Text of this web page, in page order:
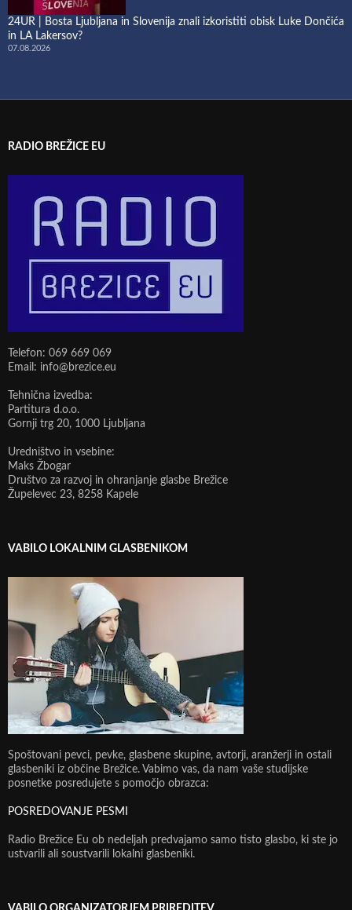
24UR | Bosta Ljubljana in Slovenija znali izkoristiti obisk Luke Dončića
in LA Lakersov?
07.08.2026
RADIO BREŽICE EU
Telefon: 069 669 069
Email: info@brezice.eu
Tehnična izvedba:
Partitura d.o.o.
Gornji trg 20, 1000 Ljubljana
Uredništvo in vsebine:
Maks Žbogar
Društvo za razvoj in ohranjanje glasbe Brežice
Župelevec 23, 8258 Kapele
VABILO LOKALNIM GLASBENIKOM
Spoštovani pevci, pevke, glasbene skupine, avtorji, aranžerji in ostali
glasbeniki iz občine Brežice. Vabimo vas, da nam vaše studijske
posnetke posredujete s pomočjo obrazca:
POSREDOVANJE PESMI
Radio Brežice Eu ob nedeljah predvajamo samo tisto glasbo, ki ste jo
ustvarili ali soustvarili lokalni glasbeniki.